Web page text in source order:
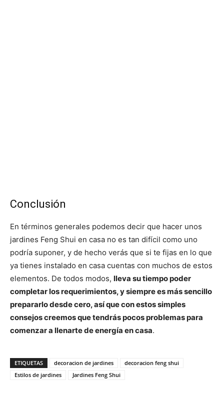
Conclusión
En términos generales podemos decir que hacer unos
jardines Feng Shui en casa no es tan difícil como uno
podría suponer, y de hecho verás que si te fijas en lo que
ya tienes instalado en casa cuentas con muchos de estos
elementos. De todos modos, lleva su tiempo poder
completar los requerimientos, y siempre es más sencillo
prepararlo desde cero, así que con estos simples
consejos creemos que tendrás pocos problemas para
comenzar a llenarte de energía en casa.
ETIQUETAS decoracion de jardines
decoracion feng shui
Estilos de jardines
Jardines Feng Shui